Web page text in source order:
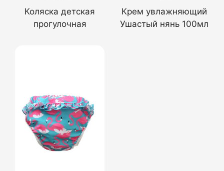
Коляска детская
прогулочная
Крем увлажняющий
Ушастый нянь 100мл